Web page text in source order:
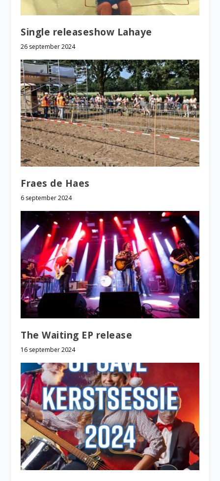
Single releaseshow Lahaye
26 september 2024
Fraes de Haes
6 september 2024
The Waiting EP release
16 september 2024